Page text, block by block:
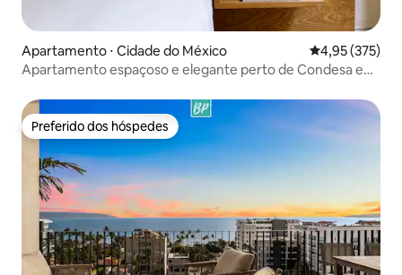
Apartamento ⋅ Cidade do México 4,95 de uma
4,95 (375)
Apartamento espaçoso e elegante perto de Condesa e
Preferido dos hóspedes
Preferido dos hóspedes